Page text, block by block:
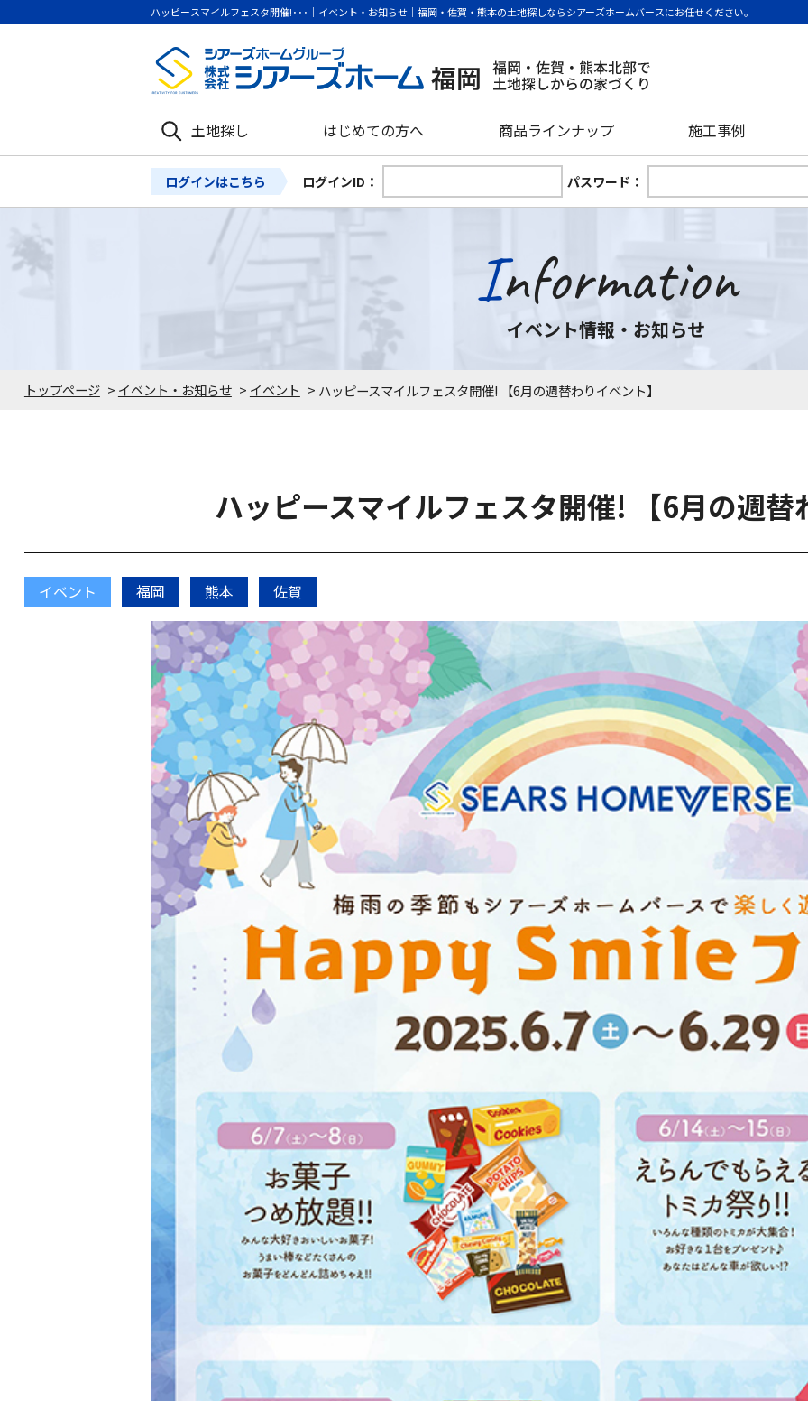
ハッピースマイルフェスタ開催!･･･｜イベント・お知らせ｜福岡・佐賀・熊本の土地探しならシアーズホームバースにお任せください。
土地探し はじめての方へ 商品ラインナップ 施工事例
ログインはこちら ログインID： パスワード：
トップページ > イベント・お知らせ > イベント > ハッピースマイルフェスタ開催! 【6月の週替わりイベント】
Information
イベント情報・お知らせ
ハッピースマイルフェスタ開催! 【6月の週替
イベント 福岡 熊本 佐賀